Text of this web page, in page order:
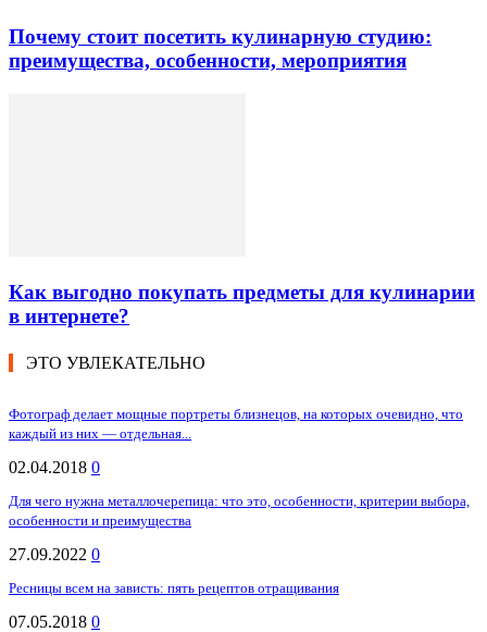
Почему стоит посетить кулинарную студию:
преимущества, особенности, мероприятия
Как выгодно покупать предметы для кулинарии
в интернете?
ЭТО УВЛЕКАТЕЛЬНО
Фотограф делает мощные портреты близнецов, на которых очевидно, что
каждый из них — отдельная...
02.04.2018 0
Для чего нужна металлочерепица: что это, особенности, критерии выбора,
особенности и преимущества
27.09.2022 0
Ресницы всем на зависть: пять рецептов отращивания
07.05.2018 0